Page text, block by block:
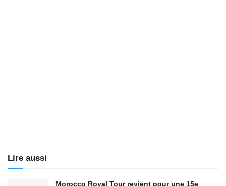
Lire aussi
Morocco Royal Tour revient pour une 15e